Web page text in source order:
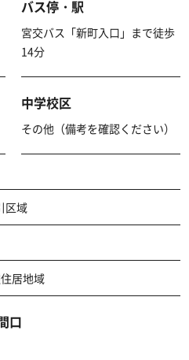
バス停・駅
宮交バス「新町入口」まで徒歩
14分
中学校区
その他（備考を確認ください）
区域
居地域
口